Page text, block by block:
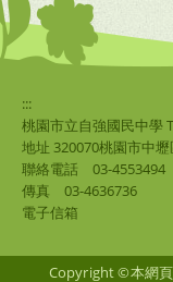
:::
桃園市立自強國民中學
地址 320070桃園市中
聯絡電話
03-4553494
傳真
03-4636736
電子信箱
Copyright ©本網